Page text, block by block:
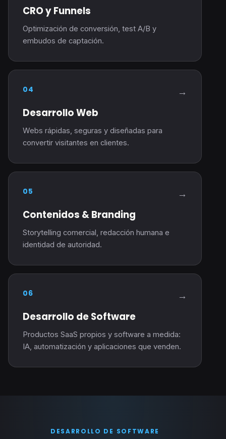
CRO y Funnels
Optimización de conversión, test A/B y
embudos de captación.
04
Desarrollo Web
Webs rápidas, seguras y diseñadas para
convertir visitantes en clientes.
→
05
Contenidos & Branding
Storytelling comercial, redacción humana e
identidad de autoridad.
→
06
Desarrollo de Software
Productos SaaS propios y software a medida:
IA, automatización y aplicaciones que venden.
→
DESARROLLO DE SOFTWARE